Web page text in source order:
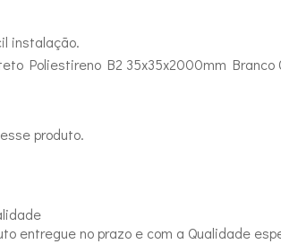
instalação.
Poliestireno B2 35x35x2000mm Branco
produto.
entregue no prazo e com a Qualidade